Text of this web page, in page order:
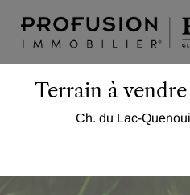
Recherche avancée
Terrain à
Ch. du Lac-